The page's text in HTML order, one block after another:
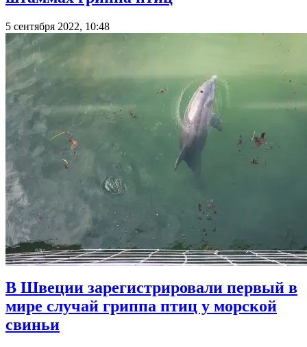
5 сентября 2022, 10:48
В Швеции зарегистрировали первый в
мире случай гриппа птиц у морской
свиньи